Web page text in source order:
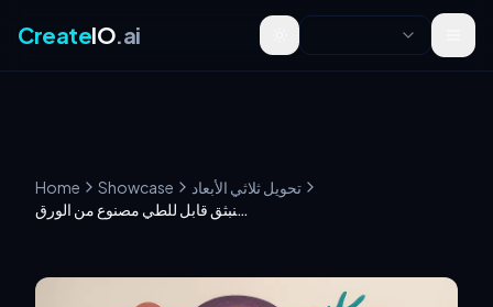
CreateIO.ai Toggle theme
Home Showcase
تحويل ثلاثي الأبعاد
كتاب منبثق قابل للطي مصنوع من الورق